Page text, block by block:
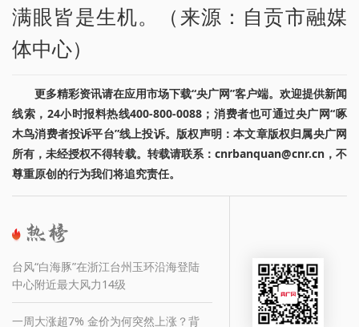
满眼皆是生机。（来源：自贡市融媒
体中心）
更多精彩资讯请在应用市场下载“央广网”客户端。欢迎提供新闻
线索，24小时报料热线400-800-0088；消费者也可通过央广网“啄
木鸟消费者投诉平台”线上投诉。版权声明：本文章版权归属央广网
所有，未经授权不得转载。转载请联系：cnrbanquan@cnr.cn，不
尊重原创的行为我们将追究责任。
台风“白海豚”在浙江台州玉环沿海登陆
中心附近最大风力14级
一周大涨超7% 金价为何突然上涨？背